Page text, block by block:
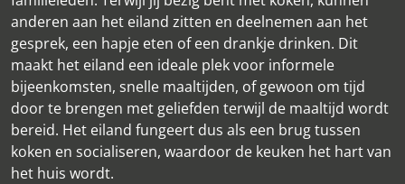
anderen aan het eiland zitten en deelnemen aan het
gesprek, een hapje eten of een drankje drinken. Dit
maakt het eiland een ideale plek voor informele
bijeenkomsten, snelle maaltijden, of gewoon om tijd
door te brengen met geliefden terwijl de maaltijd wordt
bereid. Het eiland fungeert dus als een brug tussen
koken en socialiseren, waardoor de keuken het hart van
het huis wordt.